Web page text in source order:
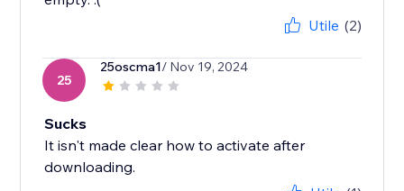
Utile (2)
25
25oscma1/ Nov 19, 2024
Sucks
It isn't made clear how to activate after
downloading.